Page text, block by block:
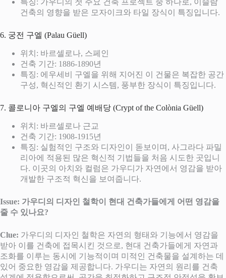
특징: 가우디의 첫 주요 건축 프로젝트 중 하나로, 이슬람
건축의 영향을 받은 모자이크와 타일 장식이 특징입니다.
6. 궁전 구엘 (Palau Güell)
위치: 바르셀로나, 스페인
건축 기간: 1886-1890년
특징: 에우세비 구엘을 위해 지어진 이 건물은 복잡한 공간
구성, 혁신적인 환기 시스템, 풍부한 장식이 특징입니다.
7. 콜로니아 구엘의 구엘 예배당 (Crypt of the Colònia Güell)
위치: 바르셀로나 근교
건축 기간: 1908-1915년
특징: 실험적인 구조와 디자인이 돋보이며, 사그라다 파밀
리아에 적용된 많은 혁신적 기법들을 처음 시도한 곳입니
다. 이곳의 아치와 컬럼은 가우디가 자연에서 영감을 받아
개발한 구조적 혁신을 보여줍니다.
Issue: 가우디의 디자인 철학이 현대 건축가들에게 어떤 영감을
줄 수 있나요?
Clue: 가우디의 디자인 철학은 자연의 형태와 기능에서 영감을
받아 이를 건축에 접목시킨 것으로, 현대 건축가들에게 자연과
조화를 이루는 동시에 기능적이며 미적인 건축물을 설계하는 데
있어 중요한 영감을 제공합니다. 가우디는 자연의 원리를 건축